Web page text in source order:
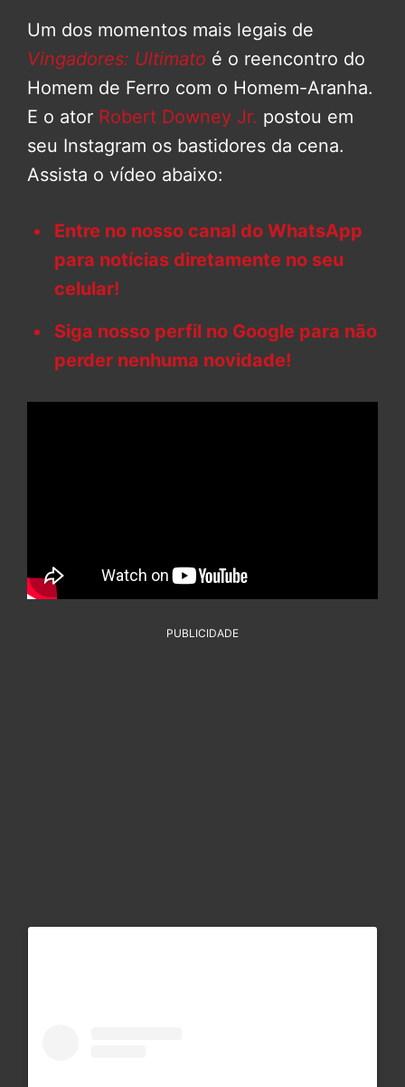
Um dos momentos mais legais de
Vingadores: Ultimato é o reencontro do
Homem de Ferro com o Homem-Aranha.
E o ator Robert Downey Jr. postou em
seu Instagram os bastidores da cena.
Assista o vídeo abaixo:
Entre no nosso canal do WhatsApp
para notícias diretamente no seu
celular!
Siga nosso perfil no Google para não
perder nenhuma novidade!
PUBLICIDADE